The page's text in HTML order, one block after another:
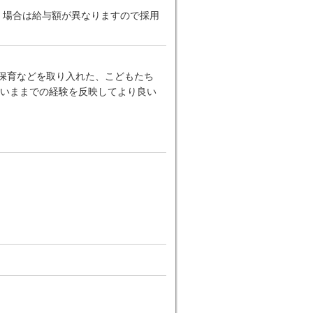
合は給与額が異なりますので採用
育などを取り入れた、こどもたち
ままでの経験を反映してより良い